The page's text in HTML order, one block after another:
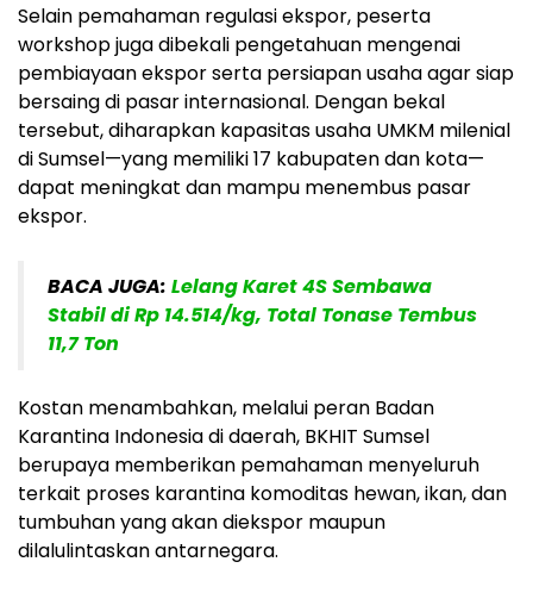
Selain pemahaman regulasi ekspor, peserta
workshop juga dibekali pengetahuan mengenai
pembiayaan ekspor serta persiapan usaha agar siap
bersaing di pasar internasional. Dengan bekal
tersebut, diharapkan kapasitas usaha UMKM milenial
di Sumsel—yang memiliki 17 kabupaten dan kota—
dapat meningkat dan mampu menembus pasar
ekspor.
BACA JUGA: Lelang Karet 4S Sembawa
Stabil di Rp 14.514/kg, Total Tonase Tembus
11,7 Ton
Kostan menambahkan, melalui peran Badan
Karantina Indonesia di daerah, BKHIT Sumsel
berupaya memberikan pemahaman menyeluruh
terkait proses karantina komoditas hewan, ikan, dan
tumbuhan yang akan diekspor maupun
dilalulintaskan antarnegara.